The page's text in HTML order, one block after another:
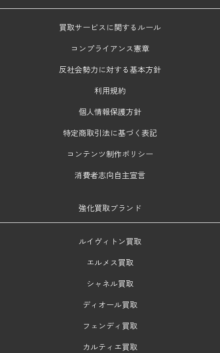
買取サービスに関するルール
コンプライアンス憲章
反社会勢力に対する基本方針
利用規約
個人情報保護方針
特定商取引法に基づく表記
コンテンツ制作ポリシー
消費者志向自主宣言
強化買取ブランド
ルイヴィトン買取
エルメス買取
シャネル買取
ディオール買取
フェンディ買取
カルティエ買取